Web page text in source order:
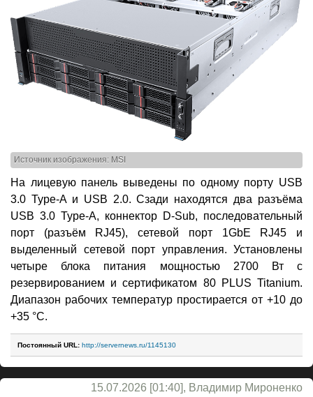
Источник изображения: MSI
На лицевую панель выведены по одному порту USB
3.0 Type-A и USB 2.0. Сзади находятся два разъёма
USB 3.0 Type-A, коннектор D-Sub, последовательный
порт (разъём RJ45), сетевой порт 1GbE RJ45 и
выделенный сетевой порт управления. Установлены
четыре блока питания мощностью 2700 Вт с
резервированием и сертификатом 80 PLUS Titanium.
Диапазон рабочих температур простирается от +10 до
+35 °C.
Постоянный URL: http://servernews.ru/1145130
15.07.2026 [01:40], Владимир Мироненко